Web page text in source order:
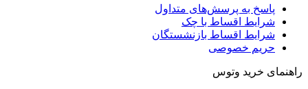
پاسخ به پرسش‌های متداول
شرایط اقساط با چک
شرایط اقساط بازنشستگان
حریم خصوصی
راهنمای خرید وتوس